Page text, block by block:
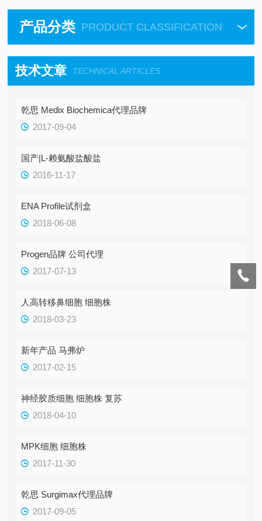
产品分类 PRODUCT CLASSIFICATION
技术文章 TECHNICAL ARTICLES
乾思 Medix Biochemica代理品牌
2017-09-04
国产|L-赖氨酸盐酸盐
2016-11-17
ENA Profile试剂盒
2018-06-08
Progen品牌 公司代理
2017-07-13
人高转移鼻细胞 细胞株
2018-03-23
新年产品 马弗炉
2017-02-15
神经胶质细胞 细胞株 复苏
2018-04-10
MPK细胞 细胞株
2017-11-30
乾思 Surgimax代理品牌
2017-09-05